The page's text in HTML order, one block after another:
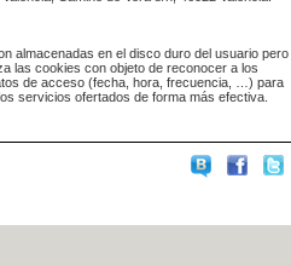
almacenadas en el disco duro del usuario pero
las cookies con objeto de reconocer a los
de acceso (fecha, hora, frecuencia, …) para
servicios ofertados de forma más efectiva.